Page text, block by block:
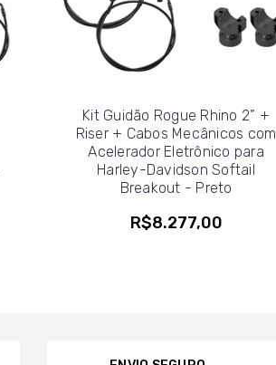
Kit Guidão Rogue Rhino 2” +
Riser + Cabos Mecânicos com
Acelerador Eletrônico para
Harley-Davidson Softail
Breakout - Preto
R$8.277,00